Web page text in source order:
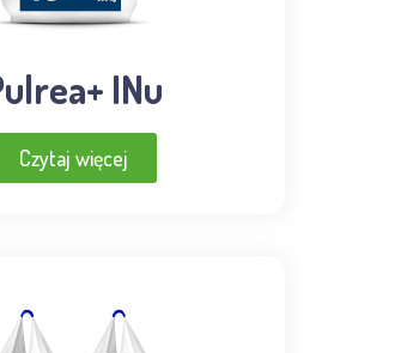
INu
Czytaj więcej